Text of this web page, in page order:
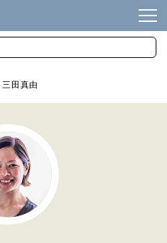
三田真由